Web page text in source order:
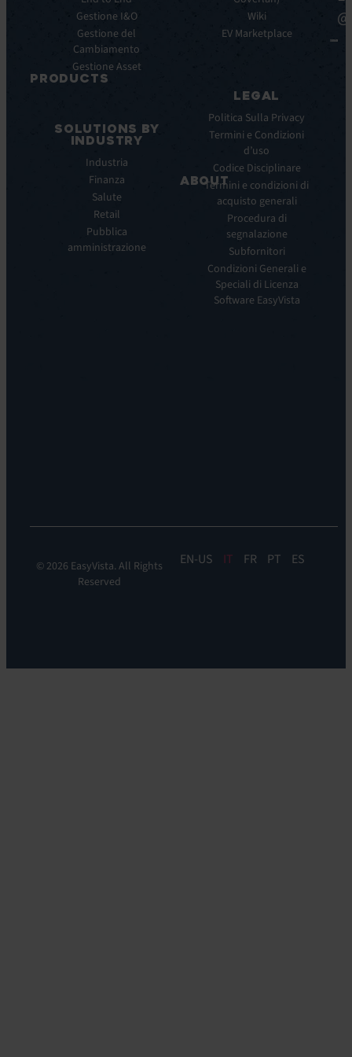
principali
Integrazioni
PRODUCTS
Service
Manager
Experience
Monitoring:
Gestione I&O
Gestione del
Cambiamento
Gestione Asset
SOLUTIONS BY
INDUSTRY
Industria
Finanza
Salute
Retail
Pubblica
amministrazione
Study
Comunicati
stampa
ABOUT
visione
nostra
Wiki
EV Marketplace
LEGAL
Politica Sulla Privacy
Termini e Condizioni
d’uso
Codice Disciplinare
Termini e condizioni di
acquisto generali
Procedura di
segnalazione
Subfornitori
Condizioni Generali e
Speciali di Licenza
Software EasyVista
© 2026 EasyVista. All Rights
Reserved
EN IT FR PT ES